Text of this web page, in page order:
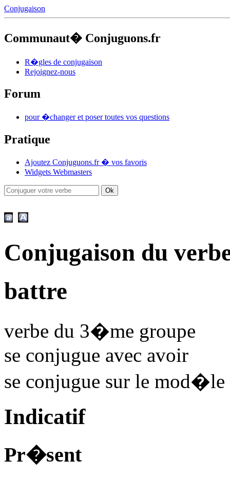
Conjugaison
Communaut� Conjuguons.fr
R�gles de conjugaison
Rejoignez-nous
Forum
pour �changer et poser toutes vos questions
Pratique
Ajoutez Conjuguons.fr � vos favoris
Widgets Webmasters
Conjugaison du
battre
verbe du 3�me groupe
se conjugue avec avoir
se conjugue sur le
Indicatif
Pr�sent